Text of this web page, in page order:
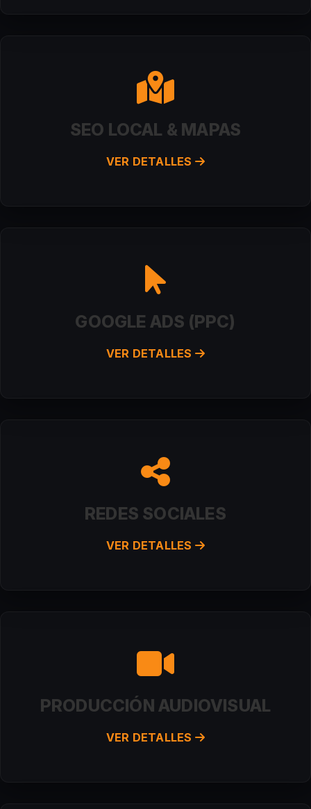
SEO LOCAL & MAPAS
VER DETALLES
GOOGLE ADS (PPC)
VER DETALLES
REDES SOCIALES
VER DETALLES
PRODUCCIÓN AUDIOVISUAL
VER DETALLES